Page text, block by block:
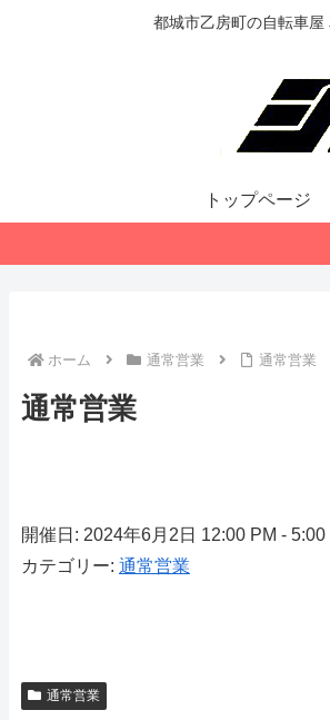
都城市乙房町の自転車
トップページ
ホーム 通常営業 通常営業
通常営業
開催日: 2024年6月2日 12:00 PM - 5:00
カテゴリー: 通常営業
通常営業